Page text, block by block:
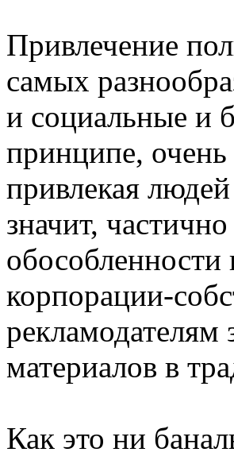
Привлечение
самых
и социальные и
принципе, очень
привлекая
значит,
обособленности
корпорации-
материалов в
Как это ни